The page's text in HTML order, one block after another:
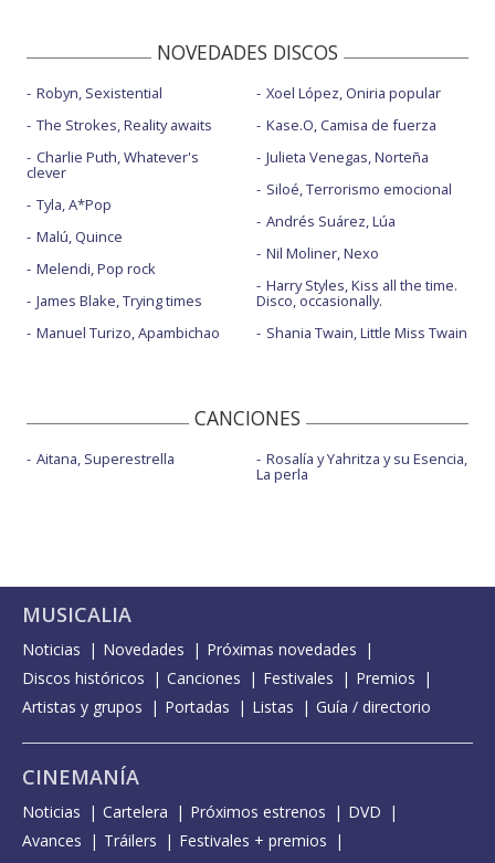
NOVEDADES DISCOS
Robyn, Sexistential
The Strokes, Reality awaits
Charlie Puth, Whatever's
clever
Tyla, A*Pop
Malú, Quince
Melendi, Pop rock
James Blake, Trying times
Manuel Turizo, Apambichao
Xoel López, Oniria popular
Kase.O, Camisa de fuerza
Julieta Venegas, Norteña
Siloé, Terrorismo emocional
Andrés Suárez, Lúa
Nil Moliner, Nexo
Harry Styles, Kiss all the time.
Disco, occasionally.
Shania Twain, Little Miss Twain
CANCIONES
Aitana, Superestrella Rosalía y Yahritza y su Esencia,
La perla
MUSICALIA
Noticias Novedades
Próximas novedades
Discos históricos
Canciones Festivales
Premios
Artistas y grupos
Portadas Listas Guía / directorio
CINEMANÍA
Noticias Cartelera Próximos estrenos
DVD
Avances
Tráilers
Festivales + premios